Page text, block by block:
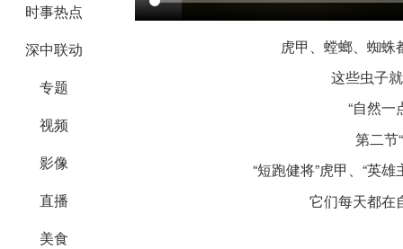
时事热点
深中联动
专题
视频
影像
直播
美食
虎甲、螳螂、蜘
这些虫子
“自然一
第二节
“短跑健将”虎甲、“英
它们每天都在